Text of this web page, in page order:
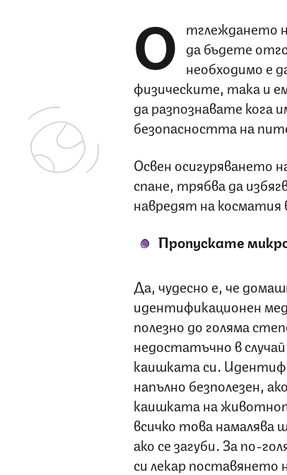
О тглеждането
да бъдете
необходимо е
физическите, така и
да разпознавате кога
безопасността на
Освен осигуряването
спане, трябва да
навредят на
Пропускате
Да, чудесно е, че
идентификационен
полезно до голяма
недостатъчно в
каишката си.
напълно безполезен,
каишката на
всичко това намалява
ако се загуби. За по-
си лекар поставянето